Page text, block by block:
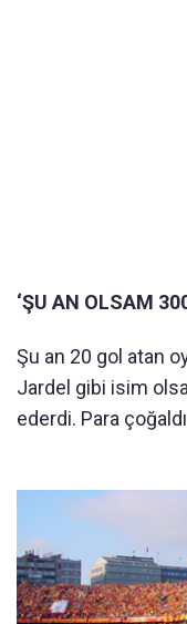
‘ŞU AN OLSAM
Şu an 20 gol atan
Jardel gibi isim
ederdi. Para